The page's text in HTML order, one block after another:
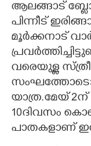
ആലങ്ങാട്
പിന്നീട്
മൂർക്കനാട്
വരെയുള്ള
യാത്ര.മേയ് 2ന്
10ദിവസം
പാതകളാണ്